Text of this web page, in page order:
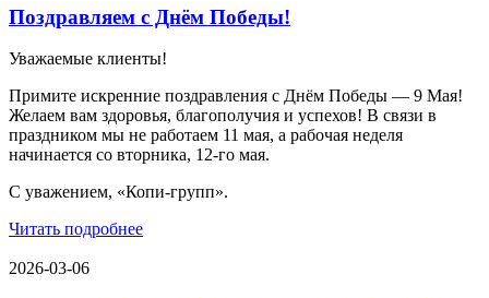
Поздравляем с Днём Победы!
Уважаемые клиенты!
Примите искренние поздравления с Днём Победы — 9 Мая!
Желаем вам здоровья, благополучия и успехов! В связи в
праздником мы не работаем 11 мая, а рабочая неделя
начинается со вторника, 12-го мая.
С уважением, «Копи-групп».
Читать подробнее
2026-03-06